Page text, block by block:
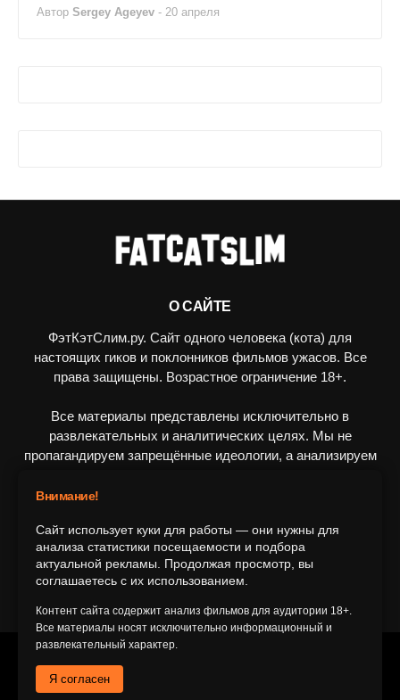
Автор Sergey Ageyev - 20 апреля
О САЙТЕ
ФэтКэтСлим.ру. Сайт одного человека (кота) для
настоящих гиков и поклонников фильмов ужасов. Все
права защищены. Возрастное ограничение 18+.
Все материалы представлены исключительно в
развлекательных и аналитических целях. Мы не
пропагандируем запрещённые идеологии, а анализируем
ПОДПИШИТЕСЬ НА НАС
Главная
Внимание!
Сайт использует куки для работы — они нужны для
анализа статистики посещаемости и подбора
актуальной рекламы. Продолжая просмотр, вы
соглашаетесь с их использованием.
Контент сайта содержит анализ фильмов для аудитории 18+.
Все материалы носят исключительно информационный и
развлекательный характер.
Я согласен